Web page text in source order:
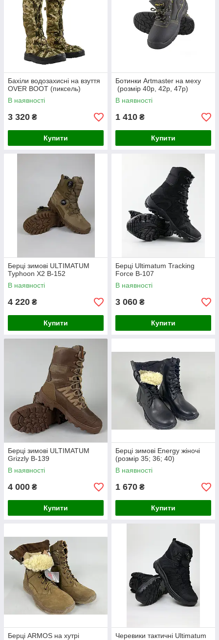
Бахіли водозахисні на взуття
OVER BOOT (пиксель)
В наявності
3 320 ₴
Купити
Ботинки Artmaster на меху
(розмір 40р, 42р, 47р)
В наявності
1 410 ₴
Купити
Берці зимові ULTIMATUM
Typhoon X2 B-152
В наявності
4 220 ₴
Купити
Берці Ultimatum Tracking
Force B-107
В наявності
3 060 ₴
Купити
Берці зимові ULTIMATUM
Grizzly B-139
В наявності
4 000 ₴
Купити
Берці зимові Energy жіночі
(розмір 35; 36; 40)
В наявності
1 670 ₴
Купити
Берці ARMOS на хутрі
Черевики тактичні Ultimatum